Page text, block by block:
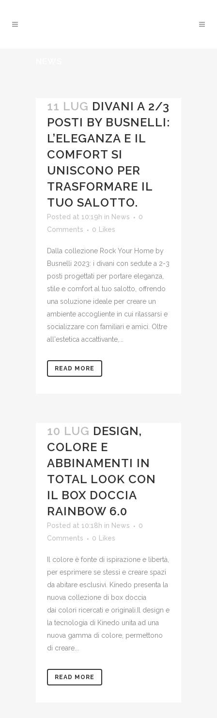
11 LUG DIVANI A 2/3
POSTI BY BUSNELLI:
L’ELEGANZA E IL
COMFORT SI
UNISCONO PER
TRASFORMARE IL
TUO SALOTTO.
Posted at 10:19h in News
0
Comments
0 Likes
Dalla collezione Rock Your Home by
Busnelli 2023: i divani con sedute a 2-3
posti progettati per portare eleganza,
stile e comfort al tuo salotto, offrendo
una soluzione ideale per creare un
ambiente accogliente in cui rilassarsi e
socializzare con familiari e amici. Oltre
all'estetica accattivante,...
READ MORE
10 LUG DESIGN,
COLORE E
ABBINAMENTI IN
TOTAL LOOK CON
IL BOX DOCCIA
RAINBOW 6.0
Posted at 10:18h in News
0
Comments
0 Likes
Il colore è fonte di ispirazione e libertà,
per esprimere se stessi e creare spazi
da abitare esclusivi. Kinedo presenta la
nuova collezione di box doccia
dai colori ricercati e originali.Il design e
la tecnologia di Kinedo unita ad una
nuova gamma di colore, permettono
di creare...
READ MORE